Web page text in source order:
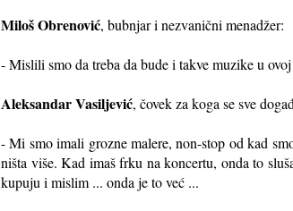
Miloš Obrenović, bubnjar i nezvanični menadžer:
- Mislili smo da treba da bude i takve muzike u
Aleksandar Vasiljević, čovek za koga se sve
- Mi smo imali grozne malere, non-stop od kad
ništa više. Kad imaš frku na koncertu, onda to
kupuju i mislim ... onda je to već ...